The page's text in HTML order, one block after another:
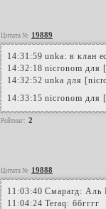
Цитата № 19889
14:31:59 unka: в клан
14:32:18 nicronom для
14:32:52 unka для
14:33:15 nicronom для
Рейтинг: 2
Цитата № 19888
11:03:40 Смарагд: Аль
11:04:24 Teraq: ббгггг